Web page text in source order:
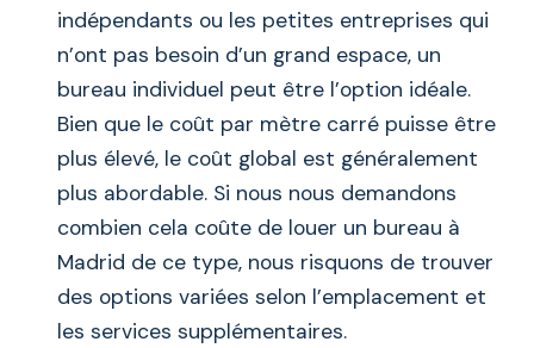
indépendants ou les petites entreprises qui
n’ont pas besoin d’un grand espace, un
bureau individuel peut être l’option idéale.
Bien que le coût par mètre carré puisse être
plus élevé, le coût global est généralement
plus abordable. Si nous nous demandons
combien cela coûte de louer un bureau à
Madrid de ce type, nous risquons de trouver
des options variées selon l’emplacement et
les services supplémentaires.